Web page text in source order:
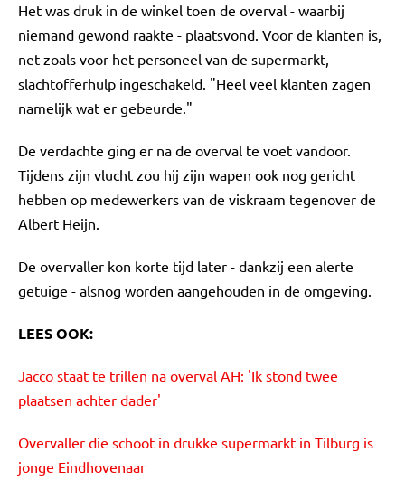
Het was druk in de winkel toen de overval - waarbij
niemand gewond raakte - plaatsvond. Voor de klanten is,
net zoals voor het personeel van de supermarkt,
slachtofferhulp ingeschakeld. "Heel veel klanten zagen
namelijk wat er gebeurde."
De verdachte ging er na de overval te voet vandoor.
Tijdens zijn vlucht zou hij zijn wapen ook nog gericht
hebben op medewerkers van de viskraam tegenover de
Albert Heijn.
De overvaller kon korte tijd later - dankzij een alerte
getuige - alsnog worden aangehouden in de omgeving.
LEES OOK:
Jacco staat te trillen na overval AH: 'Ik stond twee
plaatsen achter dader'
Overvaller die schoot in drukke supermarkt in Tilburg is
jonge Eindhovenaar